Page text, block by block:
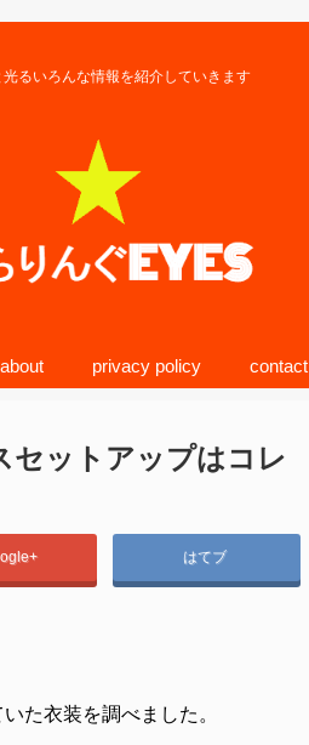
光るいろんな情報を紹介していきます
about privacy policy contact
セットアップはコレ
はてブ
た衣装を調べました。